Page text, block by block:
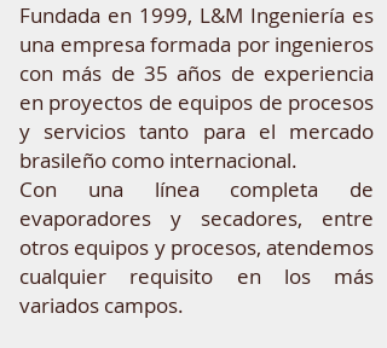
Fundada en 1999, L&M Ingeniería es
una empresa formada por ingenieros
con más de 35 años de experiencia
en proyectos de equipos de procesos
y servicios tanto para el mercado
brasileño como internacional.
Con una línea completa de
evaporadores y secadores, entre
otros equipos y procesos, atendemos
cualquier requisito en los más
variados campos.